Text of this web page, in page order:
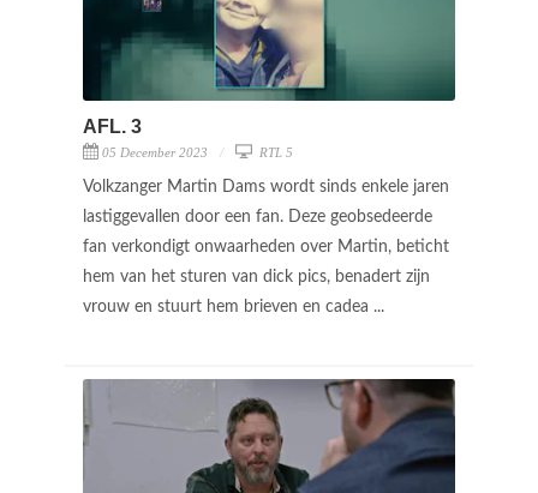
AFL. 3
05 December 2023 RTL 5
Volkzanger Martin Dams wordt sinds enkele jaren
lastiggevallen door een fan. Deze geobsedeerde
fan verkondigt onwaarheden over Martin, beticht
hem van het sturen van dick pics, benadert zijn
vrouw en stuurt hem brieven en cadea ...